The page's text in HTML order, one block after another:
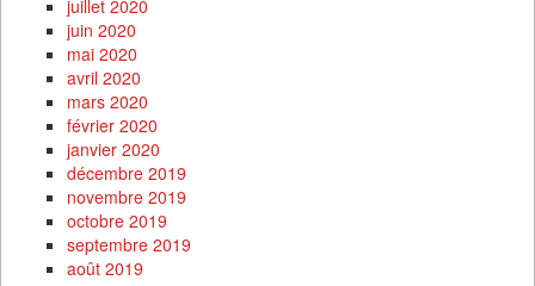
juillet 2020
juin 2020
mai 2020
avril 2020
mars 2020
février 2020
janvier 2020
décembre 2019
novembre 2019
octobre 2019
septembre 2019
août 2019